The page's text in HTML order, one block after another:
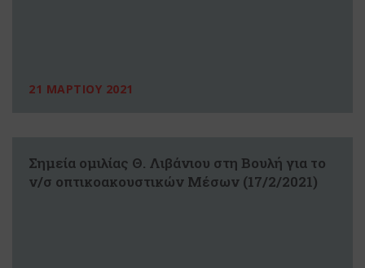
21 ΜΑΡΤΙΟΥ 2021
Σημεία ομιλίας Θ. Λιβάνιου στη Βουλή για το
ν/σ οπτικοακουστικών Μέσων (17/2/2021)